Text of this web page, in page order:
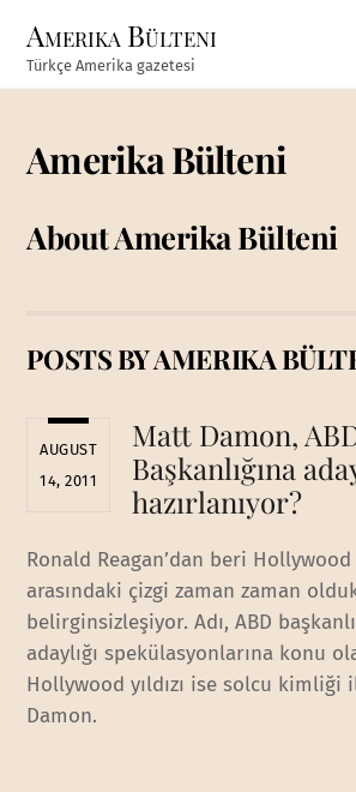
content
Amerika Bülteni
Türkçe Amerika gazetesi
Amerika Bülteni
AboutAmerika Bülteni
POSTS BY AMERIKA
AUGUST
14, 2011
Matt Damon,
Başkanlığına
hazırlanıyor?
Ronald Reagan’dan beri Hollywood
arasındaki çizgi zaman zaman
belirginsizleşiyor. Adı, ABD
adaylığı spekülasyonlarına konu
Hollywood yıldızı ise solcu
Damon.